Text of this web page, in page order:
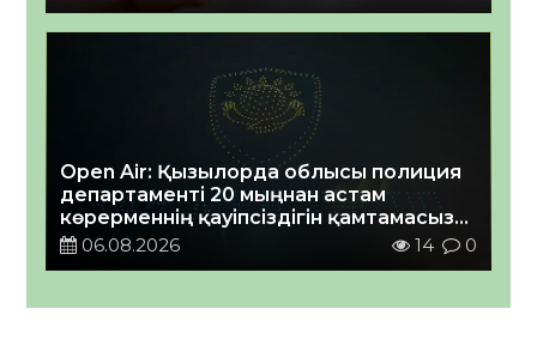
Open Air: Қызылорда облысы полиция
департаменті 20 мыңнан астам
көрерменнің қауіпсіздігін қамтамасыз
етті06.08.2026 14 0